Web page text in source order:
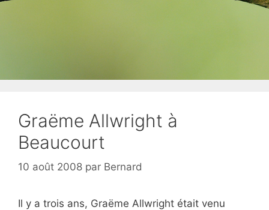
Graëme Allwright à
Beaucourt
10 août 2008 par Bernard
Il y a trois ans, Graëme Allwright était venu